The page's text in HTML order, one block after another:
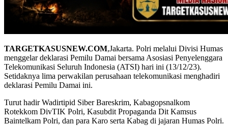
TARGETKASUSNEW.COM,Jakarta. Polri melalui Divisi Humas
menggelar deklarasi Pemilu Damai bersama Asosiasi Penyelenggara
Telekomunikasi Seluruh Indonesia (ATSI) hari ini (13/12/23).
Setidaknya lima perwakilan perusahaan telekomunikasi menghadiri
deklarasi Pemilu Damai ini.
Turut hadir Wadirtipid Siber Bareskrim, Kabagopsnalkom
Rotekkom DivTIK Polri, Kasubdit Propaganda Dit Kamsus
Baintelkam Polri, dan para Karo serta Kabag di jajaran Humas Polri.